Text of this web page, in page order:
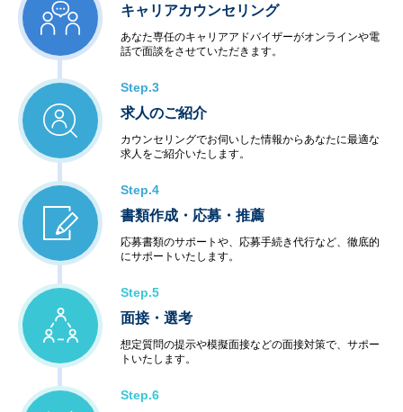
キャリアカウンセリング
あなた専任のキャリアアドバイザーがオンラインや電
話で面談をさせていただきます。
Step.3
求人のご紹介
カウンセリングでお伺いした情報からあなたに最適な
求人をご紹介いたします。
Step.4
書類作成・応募・推薦
応募書類のサポートや、応募手続き代行など、徹底的
にサポートいたします。
Step.5
面接・選考
想定質問の提示や模擬面接などの面接対策で、サポー
トいたします。
Step.6